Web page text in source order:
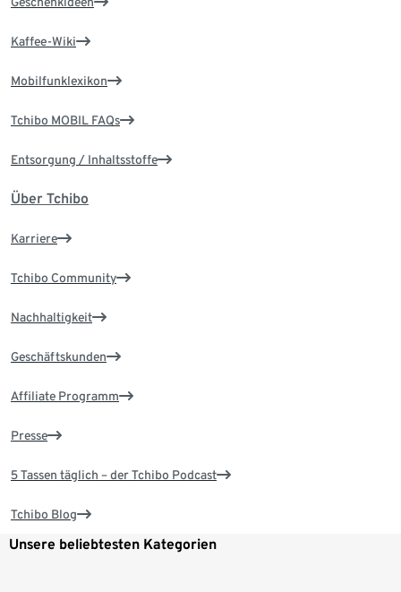
Kaffee-Wiki
Mobilfunklexikon
Tchibo MOBIL FAQs
Entsorgung / Inhaltsstoffe
Über Tchibo
Karriere
Tchibo Community
Nachhaltigkeit
Geschäftskunden
Affiliate Programm
Presse
5 Tassen täglich – der Tchibo Podcast
Tchibo Blog
Unsere beliebtesten Kategorien